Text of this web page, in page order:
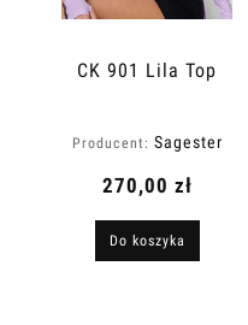
CK 901 Lila Top
Producent: Sagester
270,00 zł
Do koszyka